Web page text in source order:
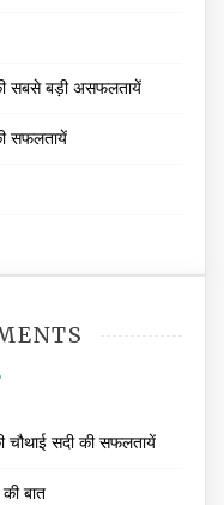
सबसे बड़ी असफलतायें
सफलतायें
चौथाई सदी की सफलतायें
की बात